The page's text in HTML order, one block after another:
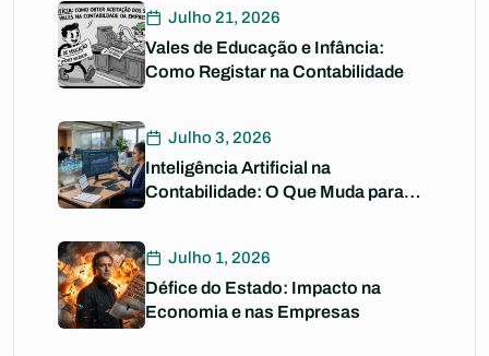
Julho 21, 2026
Vales de Educação e Infância:
Como Registar na Contabilidade
Julho 3, 2026
Inteligência Artificial na
Contabilidade: O Que Muda para
Julho 1, 2026
Défice do Estado: Impacto na
Economia e nas Empresas